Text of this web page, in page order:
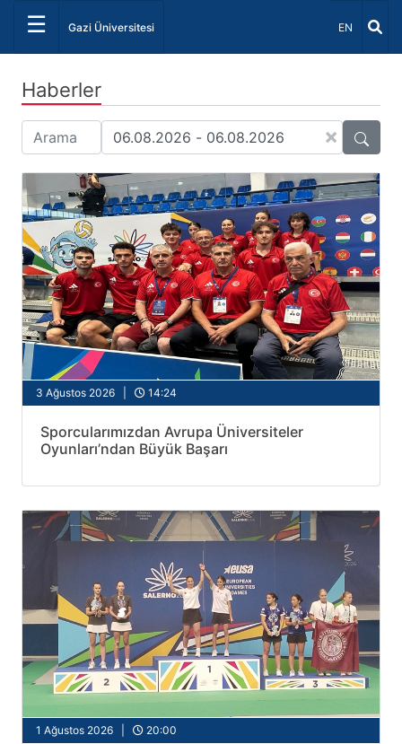
☰ Gazi Üniversitesi Dil Seçiniz
EN
Haberler
×
3 Ağustos 2026 | 14:24
Sporcularımızdan Avrupa Üniversiteler
Oyunları’ndan Büyük Başarı
1 Ağustos 2026 | 20:00